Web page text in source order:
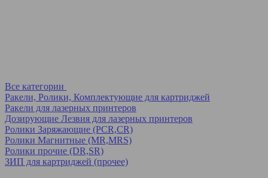
Все категории
Ракели, Ролики, Комплектующие для картриджей
Ракели для лазерных принтеров
Дозирующие Лезвия для лазерных принтеров
Ролики Заряжающие (PCR,CR)
Ролики Магнитные (MR,MRS)
Ролики прочие (DR,SR)
ЗИП для картриджей (прочее)